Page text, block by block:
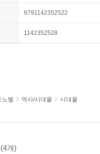
9791142352522
1142352528
노벨 역사/시대물 시대물
(4개)